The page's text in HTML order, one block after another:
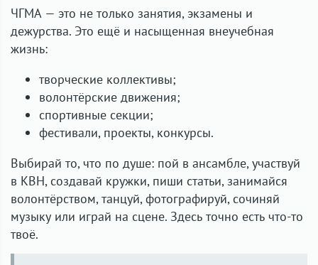
ЧГМА — это не только занятия, экзамены и
дежурства. Это ещё и насыщенная внеучебная
жизнь:
творческие коллективы;
волонтёрские движения;
спортивные секции;
фестивали, проекты, конкурсы.
Выбирай то, что по душе: пой в ансамбле, участвуй
в КВН, создавай кружки, пиши статьи, занимайся
волонтёрством, танцуй, фотографируй, сочиняй
музыку или играй на сцене. Здесь точно есть что-то
твоё.